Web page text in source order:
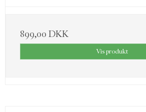
899,00 DKK
Vis produkt